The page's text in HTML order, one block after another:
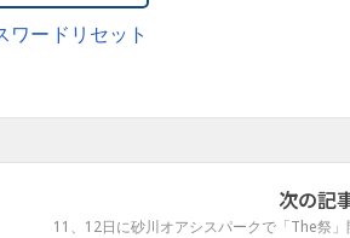
ワードリセット
次の記
11、12日に砂川オアシスパークで「The祭